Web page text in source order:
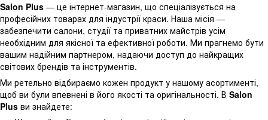
Salon Plus — це інтернет-магазин, що спеціалізується на
професійних товарах для індустрії краси. Наша місія —
забезпечити салони, студії та приватних майстрів усім
необхідним для якісної та ефективної роботи. Ми прагнемо бути
вашим надійним партнером, надаючи доступ до найкращих
світових брендів та інструментів.
Ми ретельно відбираємо кожен продукт у нашому асортименті,
щоб ви були впевнені в його якості та оригінальності. В Salon
Plus ви знайдете: